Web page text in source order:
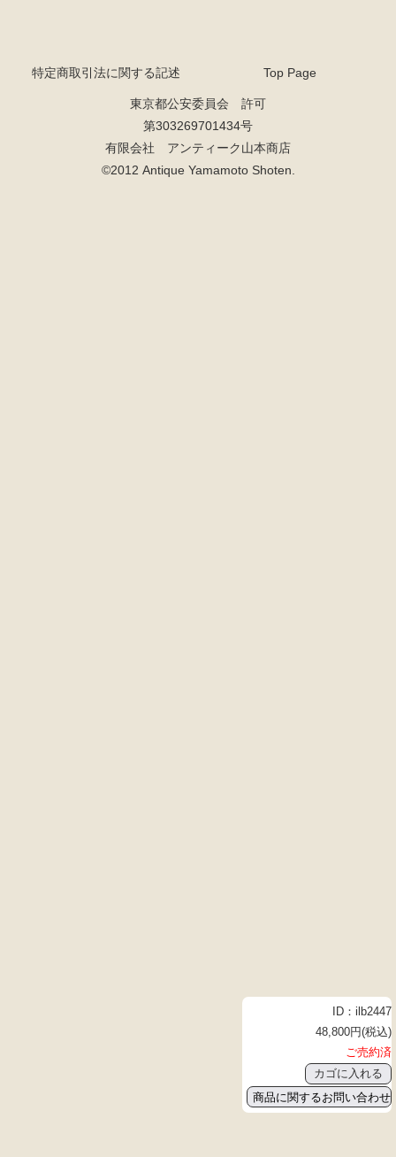
ID：ilb2447
48,800円(税込)
ご売約済
商品に関するお問い合わせ
特定商取引法に関する記述 Top Page
東京都公安委員会 許可
第303269701434号
有限会社 アンティーク山本商店
©2012 Antique Yamamoto Shoten.